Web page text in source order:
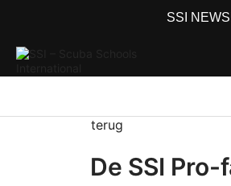
SSI
terug
De SSI